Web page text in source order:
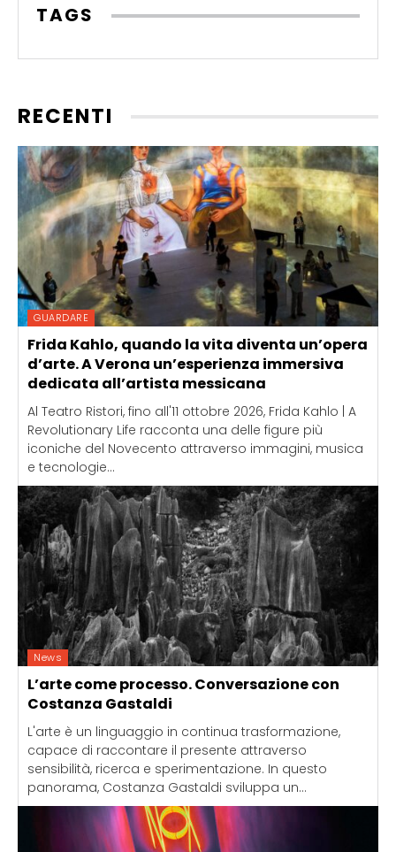
TAGS
RECENTI
GUARDARE
Frida Kahlo, quando la vita diventa un’opera
d’arte. A Verona un’esperienza immersiva
dedicata all’artista messicana
Al Teatro Ristori, fino all'11 ottobre 2026, Frida Kahlo | A
Revolutionary Life racconta una delle figure più
iconiche del Novecento attraverso immagini, musica
e tecnologie...
News
L’arte come processo. Conversazione con
Costanza Gastaldi
L'arte è un linguaggio in continua trasformazione,
capace di raccontare il presente attraverso
sensibilità, ricerca e sperimentazione. In questo
panorama, Costanza Gastaldi sviluppa un...